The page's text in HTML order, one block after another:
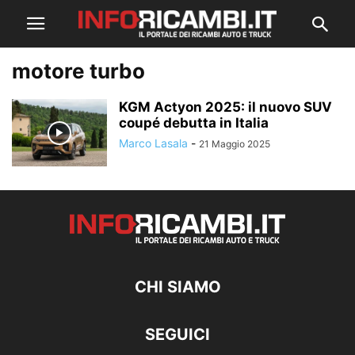
motore turbo
KGM Actyon 2025: il nuovo SUV
coupé debutta in Italia
Marco Lasala - 21 Maggio 2025
CHI SIAMO
SEGUICI